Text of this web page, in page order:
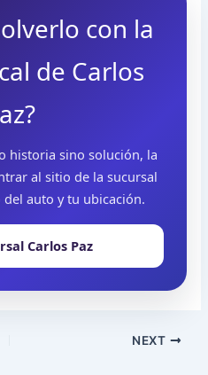
con la
de Carlos
historia sino solución, la
al sitio de la sucursal
auto y tu ubicación.
Carlos Paz
NEXT